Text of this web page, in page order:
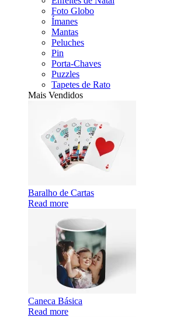
Foto Globo
Ímanes
Mantas
Peluches
Pin
Porta-Chaves
Puzzles
Tapetes de Rato
Mais Vendidos
Baralho de Cartas
Read more
Caneca Básica
Read more